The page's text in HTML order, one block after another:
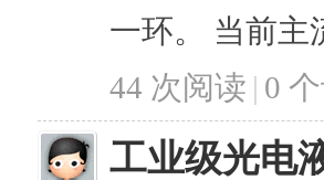
一环。 当前主
44 次阅读 | 0
工业级光电